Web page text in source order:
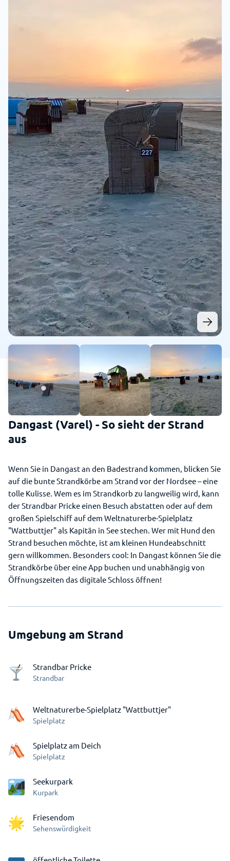
Dangast (Varel) - So sieht der Strand
aus
Wenn Sie in Dangast an den Badestrand kommen, blicken Sie
auf die bunte Strandkörbe am Strand vor der Nordsee – eine
tolle Kulisse. Wem es im Strandkorb zu langweilig wird, kann
der Strandbar Pricke einen Besuch abstatten oder auf dem
großen Spielschiff auf dem Weltnaturerbe-Spielplatz
"Wattbuttjer" als Kapitän in See stechen. Wer mit Hund den
Strand besuchen möchte, ist am kleinen Hundeabschnitt
gern willkommen. Besonders cool: In Dangast können Sie die
Strandkörbe über eine App buchen und unabhängig von
Öffnungszeiten das digitale Schloss öffnen!
Umgebung am Strand
Strandbar Pricke
Strandbar
Weltnaturerbe-Spielplatz "Wattbuttjer"
Spielplatz
Spielplatz am Deich
Spielplatz
Seekurpark
Kurpark
Friesendom
Sehenswürdigkeit